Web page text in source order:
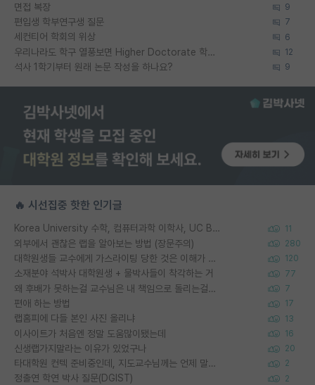
면접 복장 9
편입생 학부연구생 질문 7
세컨티어 학회의 위상 6
우리나라도 학구 열풍보면 Higher Doctorate 학위가 필요하다고 봅니다. 12
석사 1학기부터 원래 논문 작성을 하나요? 9
🔥 시선집중 핫한 인기글
Korea University 수학, 컴퓨터과학 이학사, UC Berkeley 산업공학 대학원 공학박사가 되는 것은 쉽지 않겠죠? 11
외부에서 괜찮은 랩을 알아보는 방법 (장문주의) 280
대학원생들 교수에게 가스라이팅 당한 것은 이해가 갑니다. 안타깝네요. 120
소재분야 석박사 대학원생 + 물박사들이 착각하는 거 77
왜 후배가 못하는걸 교수님은 내 책임으로 돌리는걸까요? 7
편애 하는 방법 17
랩홈피에 다들 본인 사진 올리냐 13
이사이트가 처음엔 정말 도움많이됐는데 16
신생랩가지말라는 이유가 있었구나 20
타대학원 컨텍 준비중인데, 지도교수님께는 언제 말씀드려야 할까요? 2
정출연 학연 박사 질문(DGIST) 2